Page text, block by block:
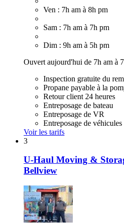
Ven : 7h am à 8h pm
Sam : 7h am à 7h pm
Dim : 9h am à 5h pm
Ouvert aujourd'hui de 7h am à
Inspection gratuite du
Propane payable à la
Retour client 24 heures
Entreposage de bateau
Entreposage de VR
Entreposage de véhicules
Voir les tarifs
3
U-Haul Moving &
Bellview